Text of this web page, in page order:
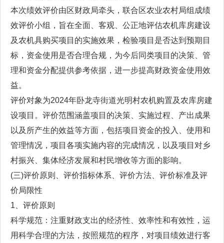
本次绩效评价由区财政局牵头，联合区农业农村局组成绩
效评价小组，旨在全面、客观、公正地评估农机库房建设
及农机具购买项目的实施效果，检验项目是否达到预期目
标，资金使用是否合理合规，为今后同类项目的决策、管
理和资金分配提供参考依据，进一步提高财政资金使用效
益。
评价对象为2024年卧龙寺街道光明村农机购置及农库房建
设项目。评价范围涵盖项目的决策、实施过程、产出成果
以及所产生的效益等方面，包括项目资金的投入、使用和
管理情况，项目各项实施内容的完成情况，以及项目对乡
村振兴、集体经济发展和村民增收等方面的影响。
(三)评价原则、评价指标体系、评价方法、评价标准及评
价局限性
1、评价原则
科学规范：注重财政支出的经济性、效率性和有效性，运
用科学合理的方法，按照规范的程序，对项目绩效进行客